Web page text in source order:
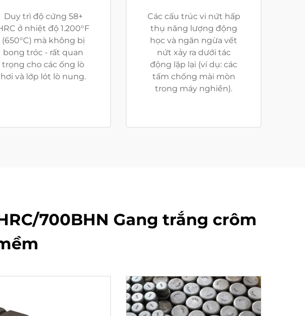
Duy trì độ cứng 58+
ở nhiệt độ 1.200°F
(650°C) mà không bị
bong tróc - rất quan
trọng cho các ống lò
hơi và lớp lót lò nung.
Các cấu trúc vi nứt hấp
thụ năng lượng động
học và ngăn ngừa vết
nứt xảy ra dưới tác
động lặp lại (ví dụ: các
tấm chống mài mòn
trong máy nghiền).
700BHN Gang trắng crôm